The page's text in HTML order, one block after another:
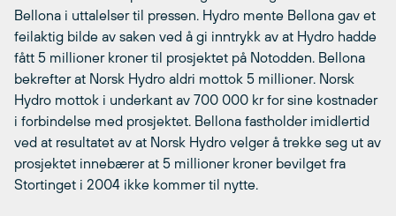
Bellona i uttalelser til pressen. Hydro mente Bellona gav et
feilaktig bilde av saken ved å gi inntrykk av at Hydro hadde
fått 5 millioner kroner til prosjektet på Notodden. Bellona
bekrefter at Norsk Hydro aldri mottok 5 millioner. Norsk
Hydro mottok i underkant av 700 000 kr for sine kostnader
i forbindelse med prosjektet. Bellona fastholder imidlertid
ved at resultatet av at Norsk Hydro velger å trekke seg ut av
prosjektet innebærer at 5 millioner kroner bevilget fra
Stortinget i 2004 ikke kommer til nytte.